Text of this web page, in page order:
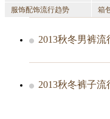
服饰配饰流行趋势
箱
2013秋冬男裤流
2013秋冬裤子流